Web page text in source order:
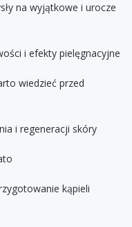
na wyjątkowe i urocze
i efekty pielęgnacyjne
wiedzieć przed
i regeneracji skóry
kąpieli